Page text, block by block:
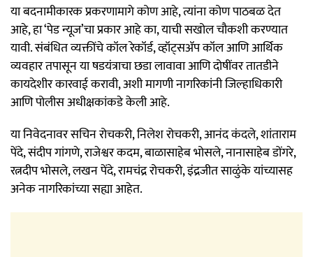
या बदनामीकारक प्रकरणामागे कोण आहे, त्यांना कोण पाठबळ देत
आहे, हा ‘पेड न्यूज’चा प्रकार आहे का, याची सखोल चौकशी करण्यात
यावी. संबंधित व्यक्तींचे कॉल रेकॉर्ड, व्हॉट्सॲप कॉल आणि आर्थिक
व्यवहार तपासून या षडयंत्राचा छडा लावावा आणि दोषींवर तातडीने
कायदेशीर कारवाई करावी, अशी मागणी नागरिकांनी जिल्हाधिकारी
आणि पोलीस अधीक्षकांकडे केली आहे.
या निवेदनावर सचिन रोचकरी, निलेश रोचकरी, आनंद कंदले, शांताराम
पेंदे, संदीप गांगणे, राजेश्वर कदम, बाळासाहेब भोसले, नानासाहेब डोंगरे,
रत्नदीप भोसले, लखन पेंदे, रामचंद्र रोचकरी, इंद्रजीत साळुंके यांच्यासह
अनेक नागरिकांच्या सह्या आहेत.